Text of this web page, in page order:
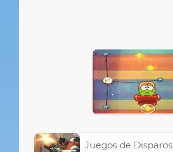
Juegos de Disparos